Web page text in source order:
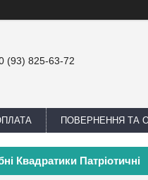
(93) 825-63-72
ПОВЕРНЕННЯ ТА
Квадратики Патріотичні